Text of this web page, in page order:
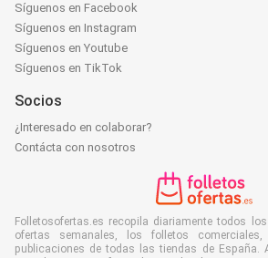
Síguenos en Facebook
Síguenos en Instagram
Síguenos en Youtube
Síguenos en TikTok
Socios
¿Interesado en colaborar?
Contácta con nosotros
Folletosofertas.es recopila diariamente todos
ofertas semanales, los folletos
publicaciones de todas las tiendas de España.